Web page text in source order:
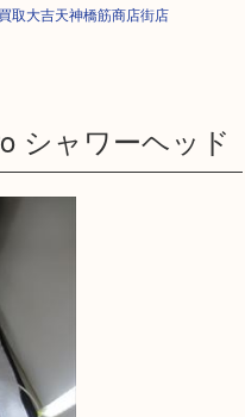
取大吉天神橋筋商店街店
シャワーヘッド